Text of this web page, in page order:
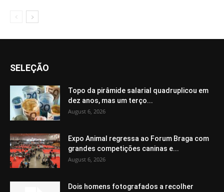
SELEÇÃO
Topo da pirâmide salarial quadruplicou em
dez anos, mas um terço...
August 6, 2026
Expo Animal regressa ao Forum Braga com
grandes competições caninas e...
August 6, 2026
Dois homens fotografados a recolher